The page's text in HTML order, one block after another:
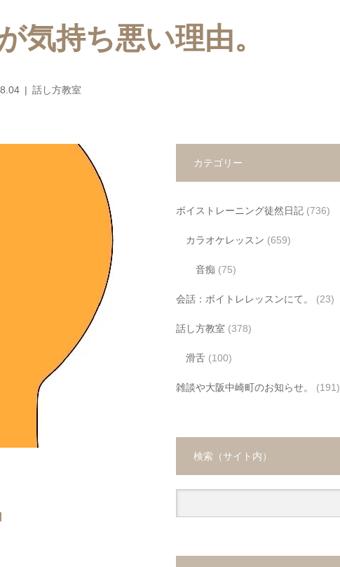
気持ち悪い理由。
話し方教室
カテゴリー
ボイストレーニング徒然日記(736)
カラオケレッスン (659)
音痴 (75)
会話：ボイトレレッスンにて。 (23)
話し方教室 (378)
滑舌(100)
雑談や大阪中崎町のお知らせ。 (191)
検索（サイト内）